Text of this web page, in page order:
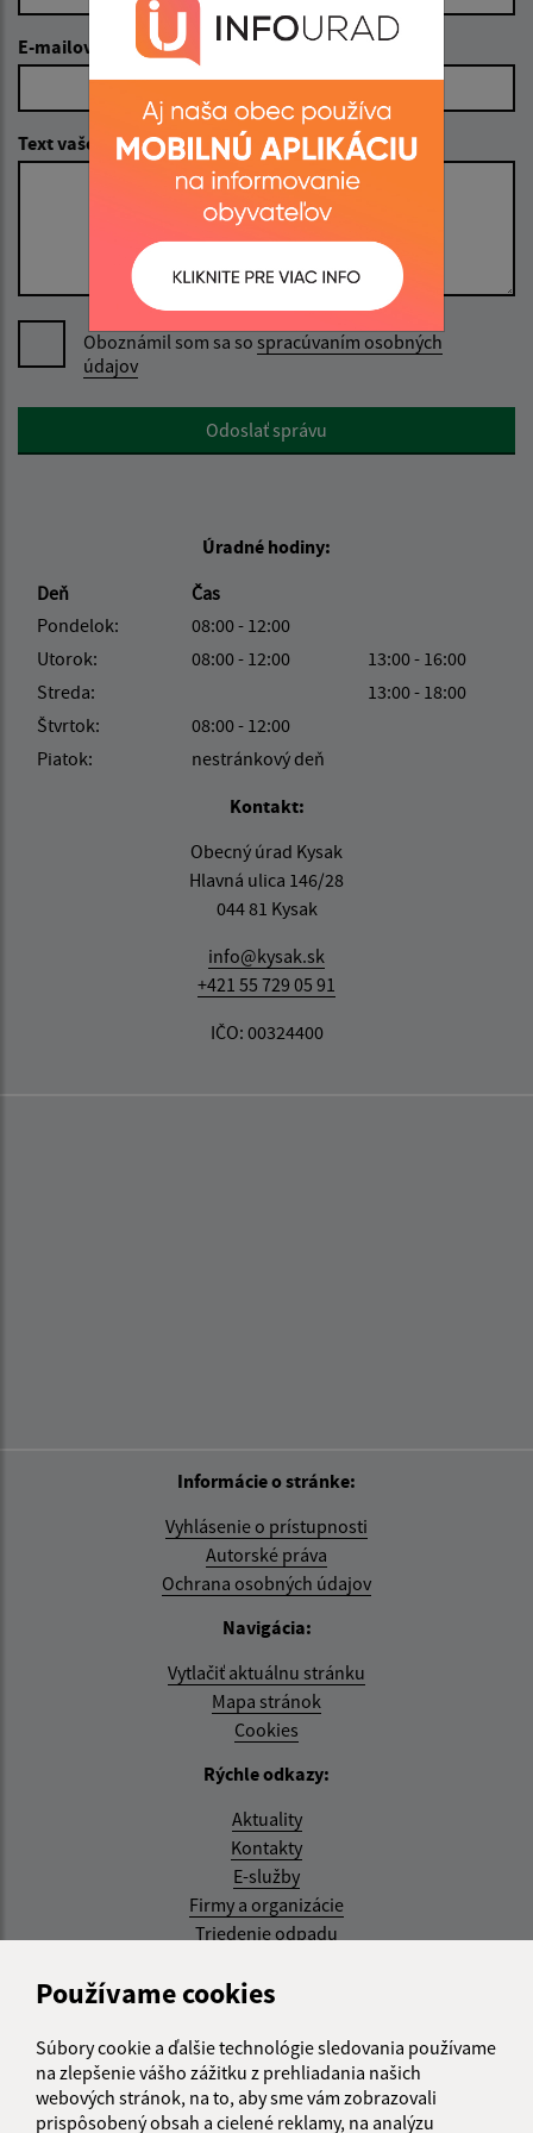
Používame cookies
Súbory cookie a ďalšie technológie sledovania používame
na zlepšenie vášho zážitku z prehliadania našich
webových stránok, na to, aby sme vám zobrazovali
prispôsobený obsah a cielené reklamy, na analýzu
E-mailová adresa (povinné)
Text vašej správy (povinné)
Oboznámil som sa so spracúvaním osobných
údajov
Google reCaptcha ResponseOdoslať správu
Úradné hodiny:
Deň
Čas
Pondelok:
08:00 - 12:00
Utorok:
08:00 - 12:00
13:00 - 16:00
Streda:
13:00 - 18:00
Štvrtok:
08:00 - 12:00
Piatok:
nestránkový deň
Kontakt:
Obecný úrad Kysak
Hlavná ulica 146/28
044 81 Kysak
info@kysak.sk
+421 55 729 05 91
IČO: 00324400
Informácie o stránke:
Vyhlásenie o prístupnosti
Autorské práva
Ochrana osobných údajov
Navigácia:
Vytlačiť aktuálnu stránku
Mapa stránok
Cookies
Rýchle odkazy:
Aktuality
Kontakty
E-služby
Firmy a organizácie
Triedenie odpadu
Aktualizované:
RSS
Správca obsahu: